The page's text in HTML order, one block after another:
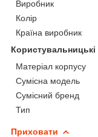
Виробник
Колір
Країна виробник
Користувальницькі
Матеріал корпусу
Сумісна модель
Сумісний бренд
Тип
Приховати